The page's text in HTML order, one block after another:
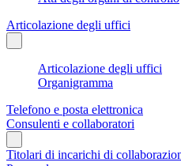
Articolazione degli uffici
Articolazione degli uffici
Organigramma
Telefono e posta elettronica
Consulenti e collaboratori
Titolari di incarichi di